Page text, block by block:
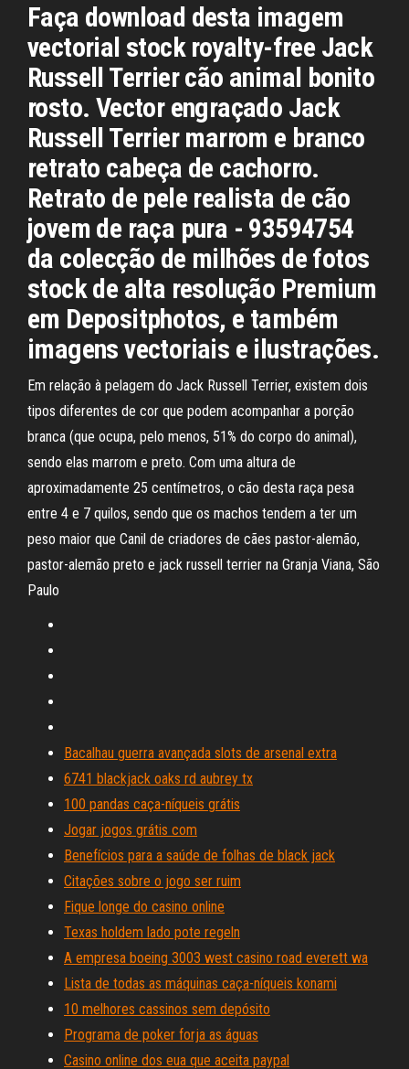
Faça download desta imagem
vectorial stock royalty-free Jack
Russell Terrier cão animal bonito
rosto. Vector engraçado Jack
Russell Terrier marrom e branco
retrato cabeça de cachorro.
Retrato de pele realista de cão
jovem de raça pura - 93594754
da colecção de milhões de fotos
stock de alta resolução Premium
em Depositphotos, e também
imagens vectoriais e ilustrações.
Em relação à pelagem do Jack Russell Terrier, existem dois
tipos diferentes de cor que podem acompanhar a porção
branca (que ocupa, pelo menos, 51% do corpo do animal),
sendo elas marrom e preto. Com uma altura de
aproximadamente 25 centímetros, o cão desta raça pesa
entre 4 e 7 quilos, sendo que os machos tendem a ter um
peso maior que Canil de criadores de cães pastor-alemão,
pastor-alemão preto e jack russell terrier na Granja Viana, São
Paulo
Bacalhau guerra avançada slots de arsenal extra
6741 blackjack oaks rd aubrey tx
100 pandas caça-níqueis grátis
Jogar jogos grátis com
Benefícios para a saúde de folhas de black jack
Citações sobre o jogo ser ruim
Fique longe do casino online
Texas holdem lado pote regeln
A empresa boeing 3003 west casino road everett wa
Lista de todas as máquinas caça-níqueis konami
10 melhores cassinos sem depósito
Programa de poker forja as águas
Casino online dos eua que aceita paypal